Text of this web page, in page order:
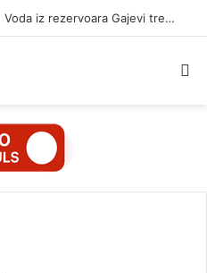
JP “KOMUNALNO BRČKO”: Voda iz rezervoara Gajevi trenutno nije za piće